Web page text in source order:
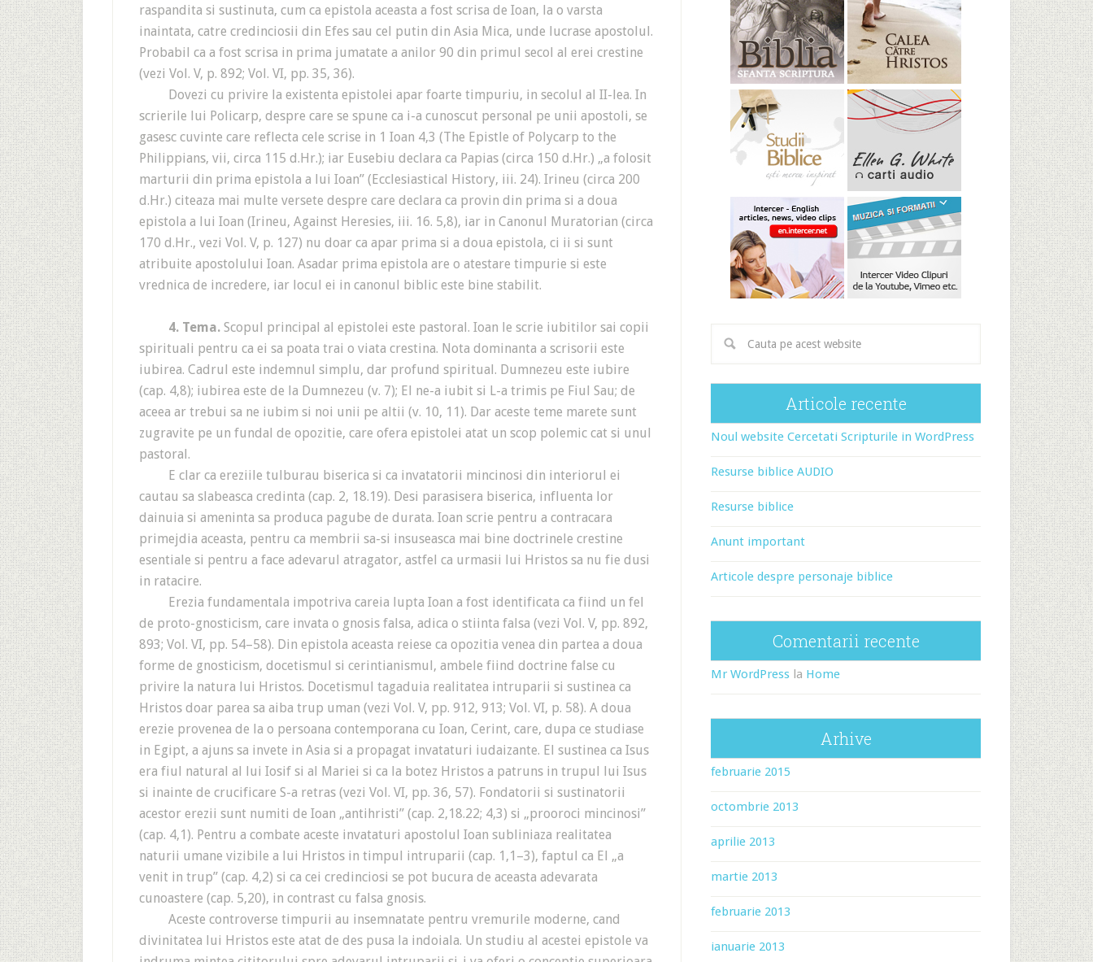
raspandita si sustinuta, cum ca epistola aceasta a fost scrisa de Ioan, la o varsta
inaintata, catre credinciosii din Efes sau cel putin din Asia Mica, unde lucrase apostolul.
Probabil ca a fost scrisa in prima jumatate a anilor 90 din primul secol al erei crestine
(vezi Vol. V, p. 892; Vol. VI, pp. 35, 36).
Dovezi cu privire la existenta epistolei apar foarte timpuriu, in secolul al II-lea. In
scrierile lui Policarp, despre care se spune ca i-a cunoscut personal pe unii apostoli, se
gasesc cuvinte care reflecta cele scrise in 1 Ioan 4,3 (The Epistle of Polycarp to the
Philippians, vii, circa 115 d.Hr.); iar Eusebiu declara ca Papias (circa 150 d.Hr.) „a folosit
marturii din prima epistola a lui Ioan” (Ecclesiastical History, iii. 24). Irineu (circa 200
d.Hr.) citeaza mai multe versete despre care declara ca provin din prima si a doua
epistola a lui Ioan (Irineu, Against Heresies, iii. 16. 5,8), iar in Canonul Muratorian (circa
170 d.Hr., vezi Vol. V, p. 127) nu doar ca apar prima si a doua epistola, ci ii si sunt
atribuite apostolului Ioan. Asadar prima epistola are o atestare timpurie si este
vrednica de incredere, iar locul ei in canonul biblic este bine stabilit.
4. Tema. Scopul principal al epistolei este pastoral. Ioan le scrie iubitilor sai copii
spirituali pentru ca ei sa poata trai o viata crestina. Nota dominanta a scrisorii este
iubirea. Cadrul este indemnul simplu, dar profund spiritual. Dumnezeu este iubire
(cap. 4,8); iubirea este de la Dumnezeu (v. 7); El ne-a iubit si L-a trimis pe Fiul Sau; de
aceea ar trebui sa ne iubim si noi unii pe altii (v. 10, 11). Dar aceste teme marete sunt
zugravite pe un fundal de opozitie, care ofera epistolei atat un scop polemic cat si unul
pastoral.
E clar ca ereziile tulburau biserica si ca invatatorii mincinosi din interiorul ei
cautau sa slabeasca credinta (cap. 2, 18.19). Desi parasisera biserica, influenta lor
dainuia si ameninta sa produca pagube de durata. Ioan scrie pentru a contracara
primejdia aceasta, pentru ca membrii sa-si insuseasca mai bine doctrinele crestine
esentiale si pentru a face adevarul atragator, astfel ca urmasii lui Hristos sa nu fie dusi
in ratacire.
Erezia fundamentala impotriva careia lupta Ioan a fost identificata ca fiind un fel
de proto-gnosticism, care invata o gnosis falsa, adica o stiinta falsa (vezi Vol. V, pp. 892,
893; Vol. VI, pp. 54–58). Din epistola aceasta reiese ca opozitia venea din partea a doua
forme de gnosticism, docetismul si cerintianismul, ambele fiind doctrine false cu
privire la natura lui Hristos. Docetismul tagaduia realitatea intruparii si sustinea ca
Hristos doar parea sa aiba trup uman (vezi Vol. V, pp. 912, 913; Vol. VI, p. 58). A doua
erezie provenea de la o persoana contemporana cu Ioan, Cerint, care, dupa ce studiase
in Egipt, a ajuns sa invete in Asia si a propagat invataturi iudaizante. El sustinea ca Isus
era fiul natural al lui Iosif si al Mariei si ca la botez Hristos a patruns in trupul lui Isus
si inainte de crucificare S-a retras (vezi Vol. VI, pp. 36, 57). Fondatorii si sustinatorii
acestor erezii sunt numiti de Ioan „antihristi” (cap. 2,18.22; 4,3) si „prooroci mincinosi”
(cap. 4,1). Pentru a combate aceste invataturi apostolul Ioan subliniaza realitatea
naturii umane vizibile a lui Hristos in timpul intruparii (cap. 1,1–3), faptul ca El „a
venit in trup” (cap. 4,2) si ca cei credinciosi se pot bucura de aceasta adevarata
cunoastere (cap. 5,20), in contrast cu falsa gnosis.
Aceste controverse timpurii au insemnatate pentru vremurile moderne, cand
divinitatea lui Hristos este atat de des pusa la indoiala. Un studiu al acestei epistole va
Articole recente
Noul website Cercetati Scripturile in WordPress
Resurse biblice AUDIO
Resurse biblice
Anunt important
Articole despre personaje biblice
Comentarii recente
Mr WordPress la Home
Arhive
februarie 2015
octombrie 2013
aprilie 2013
martie 2013
februarie 2013
ianuarie 2013